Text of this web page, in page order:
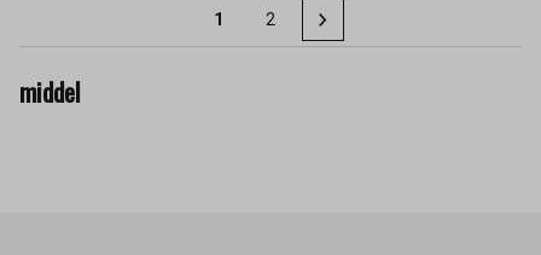
1 2
middel